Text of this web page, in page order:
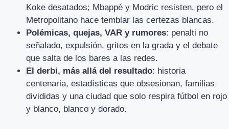
Koke desatados; Mbappé y Modric resisten, pero el
Metropolitano hace temblar las certezas blancas.
Polémicas, quejas, VAR y rumores: penalti no
señalado, expulsión, gritos en la grada y el debate
que salta de los bares a las redes.
El derbi, más allá del resultado: historia
centenaria, estadísticas que obsesionan, familias
divididas y una ciudad que solo respira fútbol en rojo
y blanco, blanco y dorado.